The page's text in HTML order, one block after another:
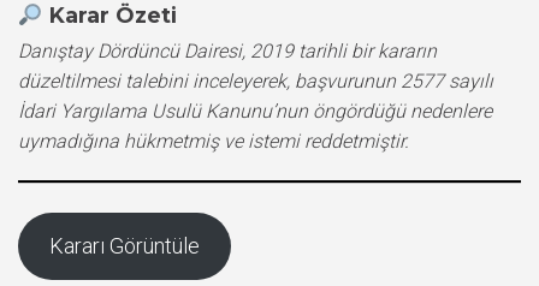
Karar Özeti
Danıştay Dördüncü Dairesi, 2019 tarihli bir kararın
düzeltilmesi talebini inceleyerek, başvurunun 2577 sayılı
İdari Yargılama Usulü Kanunu’nun öngördüğü nedenlere
uymadığına hükmetmiş ve istemi reddetmiştir.
Kararı Görüntüle